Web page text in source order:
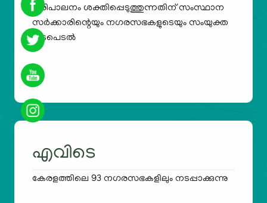
പരിപാലനം ശക്തിപ്പെടുത്തുന്നതിന് സംസ്ഥാന
സർക്കാരിന്റെയും നഗരസഭകളുടെയും സംയുക്ത
ഇടപെടൽ
എവിടെ
കേരളത്തിലെ 93 നഗരസഭകളിലും നടപ്പാക്കുന്നു